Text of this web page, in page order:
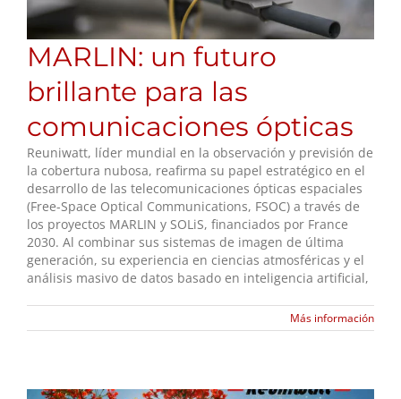
MARLIN: un futuro
brillante para las
comunicaciones ópticas
Reuniwatt, líder mundial en la observación y previsión de
la cobertura nubosa, reafirma su papel estratégico en el
desarrollo de las telecomunicaciones ópticas espaciales
(Free-Space Optical Communications, FSOC) a través de
los proyectos MARLIN y SOLiS, financiados por France
2030. Al combinar sus sistemas de imagen de última
generación, su experiencia en ciencias atmosféricas y el
análisis masivo de datos basado en inteligencia artificial,
Más información